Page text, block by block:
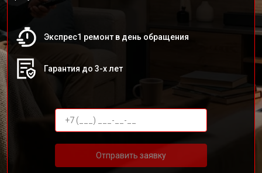
Экспрес1 ремонт в день обращения
Гарантия до 3-х лет
Отправить заявку